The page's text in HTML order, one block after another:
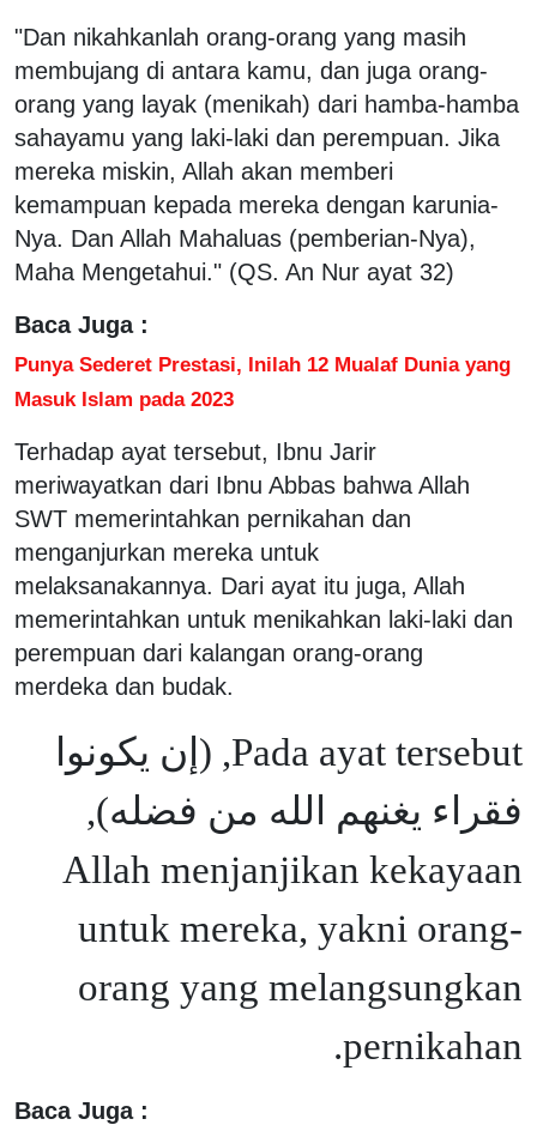
"Dan nikahkanlah orang-orang yang masih
membujang di antara kamu, dan juga orang-
orang yang layak (menikah) dari hamba-hamba
sahayamu yang laki-laki dan perempuan. Jika
mereka miskin, Allah akan memberi
kemampuan kepada mereka dengan karunia-
Nya. Dan Allah Mahaluas (pemberian-Nya),
Maha Mengetahui." (QS. An Nur ayat 32)
Baca Juga :
Punya Sederet Prestasi, Inilah 12 Mualaf Dunia yang
Masuk Islam pada 2023
Terhadap ayat tersebut, Ibnu Jarir
meriwayatkan dari Ibnu Abbas bahwa Allah
SWT memerintahkan pernikahan dan
menganjurkan mereka untuk
melaksanakannya. Dari ayat itu juga, Allah
memerintahkan untuk menikahkan laki-laki dan
perempuan dari kalangan orang-orang
merdeka dan budak.
Pada ayat tersebut, (إن يكونوا
فقراء يغنهم الله من فضله),
Allah menjanjikan kekayaan
untuk mereka, yakni orang-
orang yang melangsungkan
pernikahan.
Baca Juga :